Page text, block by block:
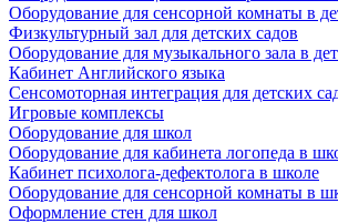
Оборудование для сенсорной комнаты в
Физкультурный зал для детских садов
Оборудование для музыкального зала в
Кабинет Английского языка
Сенсомоторная интеграция для детских
Игровые комплексы
Оборудование для школ
Оборудование для кабинета логопеда в
Кабинет психолога-дефектолога в школе
Оборудование для сенсорной комнаты в
Оформление стен для школ